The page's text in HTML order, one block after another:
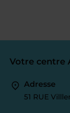
Votre centre
Adresse
51 RUE